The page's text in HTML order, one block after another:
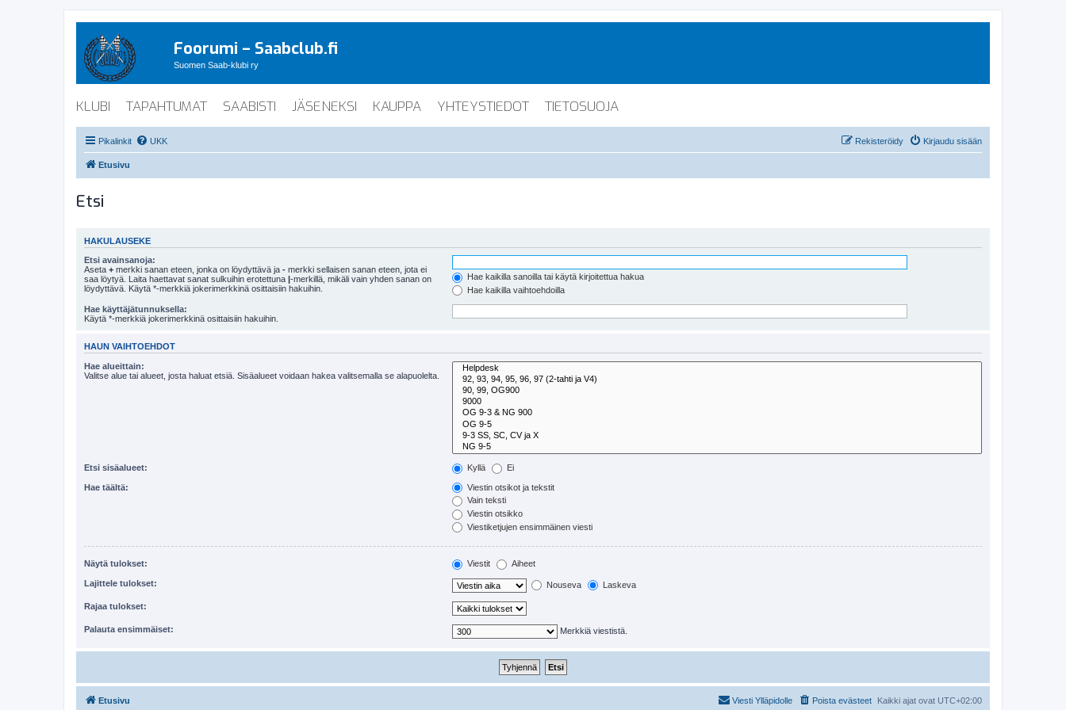
Foorumi – Saabclub.fi
Suomen Saab-klubi ry
KLUBI TAPAHTUMAT SAABISTI JÄSENEKSI KAUPPA YHTEYSTIEDOT TIETOSUOJA
Pikalinkit UKK Kirjaudu sisään
Rekisteröidy
Etusivu
Etsi
HAKULAUSEKE
Etsi avainsanoja:
Aseta + merkki sanan eteen, jonka on löydyttävä ja - merkki sellaisen sanan eteen, jota ei
saa löytyä. Laita haettavat sanat sulkuihin erotettuna |-merkillä, mikäli vain yhden sanan on
löydyttävä. Käytä *-merkkiä jokerimerkkinä osittaisiin hakuihin.
Hae kaikilla sanoilla tai käytä kirjoitettua hakua
Hae kaikilla vaihtoehdoilla
Hae käyttäjätunnuksella:
Käytä *-merkkiä jokerimerkkinä osittaisiin hakuihin.
HAUN VAIHTOEHDOT
Hae alueittain:
Valitse alue tai alueet, josta haluat etsiä. Sisäalueet voidaan hakea valitsemalla se alapuolelta.
Etsi sisäalueet: Kyllä Ei
Hae täältä:
Viestin otsikot ja tekstit
Vain teksti
Viestin otsikko
Viestiketjujen ensimmäinen viesti
Näytä tulokset: Viestit Aiheet
Lajittele tulokset: Nouseva Laskeva
Rajaa tulokset:
Palauta ensimmäiset: Merkkiä viestistä.
Etusivu Kaikki ajat ovat UTC+02:00
Poista evästeet
Viesti Ylläpidolle